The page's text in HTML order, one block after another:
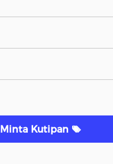
Minta Kutipan